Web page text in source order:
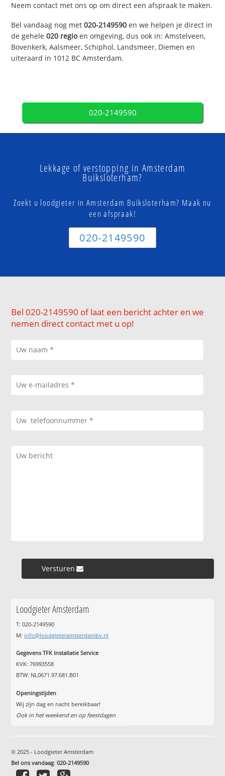
Neem contact met ons op om direct een afspraak te maken.
Bel vandaag nog met020-2149590 en we helpen je direct in
de gehele020 regioen omgeving, dus ook in: Amstelveen,
Bovenkerk, Aalsmeer, Schiphol, Landsmeer, Diemen en
uiteraard in 1012 BC Amsterdam.
020-2149590
Lekkage of verstopping in Amsterdam
Buiksloterham?
Zoekt u loodgieter in Amsterdam Buiksloterham? Maak nu
een afspraak!
020-2149590
Bel 020-2149590 of laat een bericht achter en we
nemen direct contact met u op!
Versturen »
Loodgieter Amsterdam
T: 020-2149590
M: info@loodgieteramsterdambv.nl
Gegevens TFK Installatie Service
KVK: 76993558
BTW: NL0671.97.681.B01
Openingstijden
Wij zijn dag en nacht bereikbaar!
Ook in het weekend en op feestdagen
© 2025 - Loodgieter Amsterdam
Bel ons vandaag:020-2149590